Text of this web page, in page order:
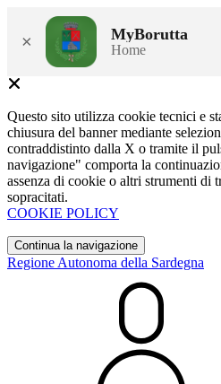
× MyBorutta
Home
Questo sito utilizza cookie tecnici e
chiusura del banner mediante
contraddistinto dalla X o tramite il
navigazione" comporta la
assenza di cookie o altri strumenti di
sopracitati.
COOKIE POLICY
Continua la navigazione
Regione Autonoma della Sardegna